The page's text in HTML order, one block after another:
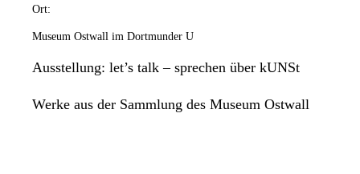
Ort:
Museum Ostwall im Dortmunder U
Ausstellung: let’s talk – sprechen über kUNSt
Werke aus der Sammlung des Museum Ostwall